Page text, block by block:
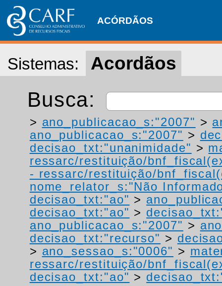
ACÓRDÃOS
Sistemas: Acordãos
Busca:
> ano_publicacao_s:"2007" >
ano_publicacao_s:"2007" >
decisao_txt:"unanimidade" >
ressarc/restituição/
- ressarc/restituição/
nome_relator_s:"Não
decisao_txt:"ao" >
decisao_txt:"ao" >
ano_publicacao_s:"2007" >
decisao_txt:"recurso" >
> ano_sessao_s:"0006" >
ressarc/restituição/
decisao_txt:"ao" >